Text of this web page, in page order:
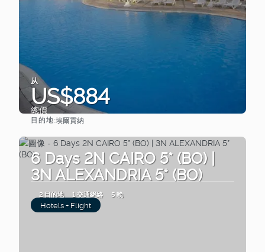
从
US$884
總價
目的地:埃爾貢納
6 Days 2N CAIRO 5* (BO) |
3N ALEXANDRIA 5* (BO)
2 目的地 1 交通網絡 5 晚
Hotels + Flight